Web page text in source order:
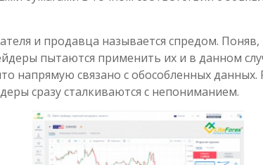
и продавца называется спредом. Поняв,
пытаются применить их и в данном
напрямую связано с обособленных данных.
сразу сталкиваются с непониманием.